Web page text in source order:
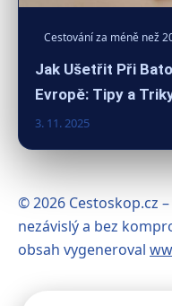
Cestování za méně než
Jak Ušetřit Při
Evropě: Tipy a
3. 11. 2025
© 2026 Cestoskop.cz
nezávislý a bez
obsah vygeneroval